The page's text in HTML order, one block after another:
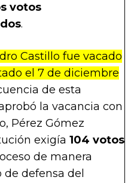
votos
.
Castillo fue vacado
el 7 de diciembre
de esta
la vacancia con
Pérez Gómez
exigía 104 votos
de manera
de defensa del